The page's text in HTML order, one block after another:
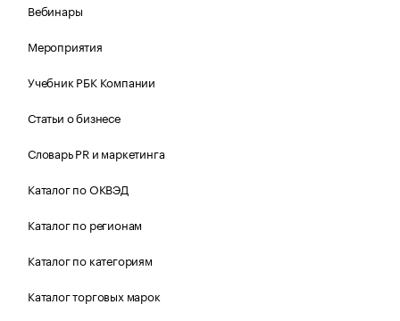
Вебинары
Мероприятия
Учебник РБК Компании
Статьи о бизнесе
Словарь PR и маркетинга
Каталог по ОКВЭД
Каталог по регионам
Каталог по категориям
Каталог торговых марок